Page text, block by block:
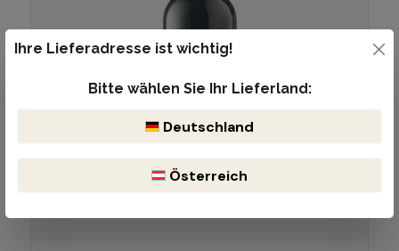
voll & rund
rundes Tannin
Ihre Lieferadresse ist wichtig!
Bitte wählen Sie Ihr Lieferland:
Deutschland
Österreich